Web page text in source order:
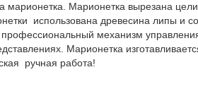
Марионетка вырезана
использована древесина липы и
механизм
Марионетка
ручная работа!